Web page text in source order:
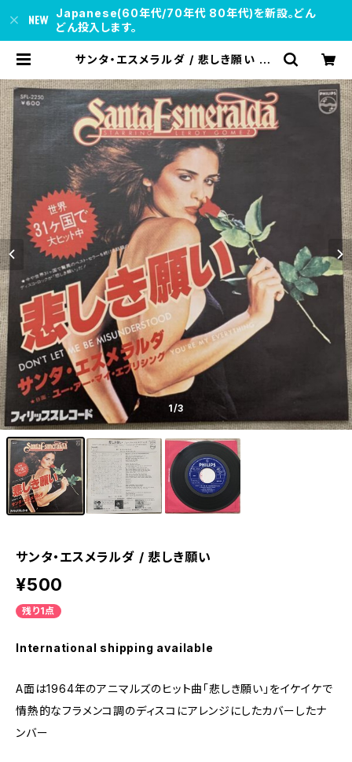
Japanese(60年代/70年代 80年代)を新設。どん
どん投入します。
サンタ・エスメラルダ / 悲しき願い | s
1/3
サンタ・エスメラルダ / 悲しき願い
¥500
残り1点
International shipping available
A面は1964年のアニマルズのヒット曲「悲しき願い」をイケイケで
情熱的なフラメンコ調のディスコにアレンジにしたカバーしたナ
ンバー